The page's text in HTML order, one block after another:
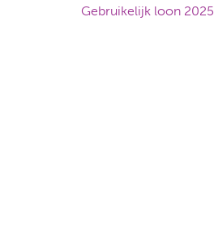
Gebruikelijk loon 2025